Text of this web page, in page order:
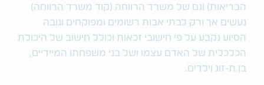
הבריאות) וגם של משרד הרווחה (קוד משרד הרווחה)
נעשים אך ורק לבתי אבות רשומים ומפוקחים וגובה
הסיוע נקבע על פי חישובי זכאות וכולל חישוב של היכולת
הכלכלית של האדם עצמו ושל בני משפחתו המיידיים,
בן.ת-זוג וילדים.